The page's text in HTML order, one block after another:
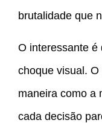
brutalidade que
O interessante é
choque visual.
maneira como a
cada decisão